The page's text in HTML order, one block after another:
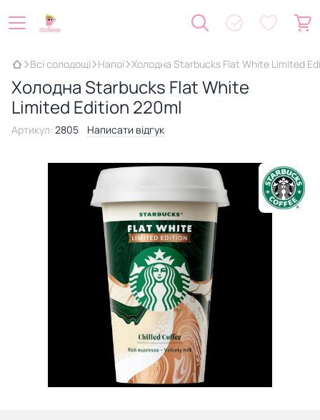
Всі солодощі Напої Холодна Starbucks Flat White Limited
Холодна Starbucks Flat White
Limited Edition 220ml
Артикул: 2805 Написати відгук